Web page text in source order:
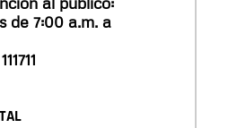
de 7:00 a.m. a